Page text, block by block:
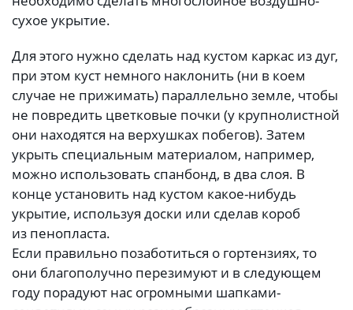
сухое укрытие.
Для этого нужно сделать над кустом каркас из дуг,
при этом куст немного наклонить (ни в коем
случае не прижимать) параллельно земле, чтобы
не повредить цветковые почки (у крупнолистной
они находятся на верхушках побегов). Затем
укрыть специальным материалом, например,
можно использовать спанбонд, в два слоя. В
конце установить над кустом какое-нибудь
укрытие, используя доски или сделав короб
из пенопласта.
Если правильно позаботиться о гортензиях, то
они благополучно перезимуют и в следующем
году порадуют нас огромными шапками-